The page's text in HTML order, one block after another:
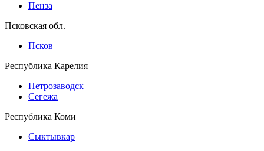
Пенза
Псковская обл.
Псков
Республика Карелия
Петрозаводск
Сегежа
Республика Коми
Сыктывкар